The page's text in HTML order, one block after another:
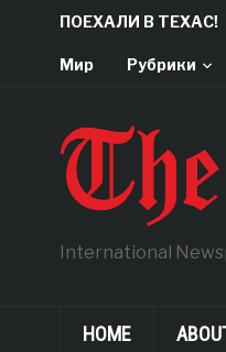
ПОЕХАЛИ В ТЕХАС!
Мир Рубрики
International
HOME